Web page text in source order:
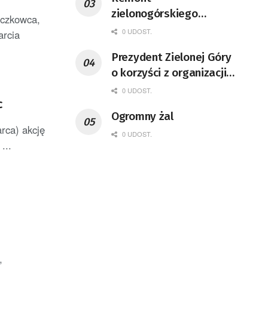
akcję
...
zielonogórskiego
deptaka zgodnie z
0 UDOST.
Prezydent Zielonej Góry
o korzyści z organizacji
mety Tour de Pologne
0 UDOST.
Ogromny żal
0 UDOST.